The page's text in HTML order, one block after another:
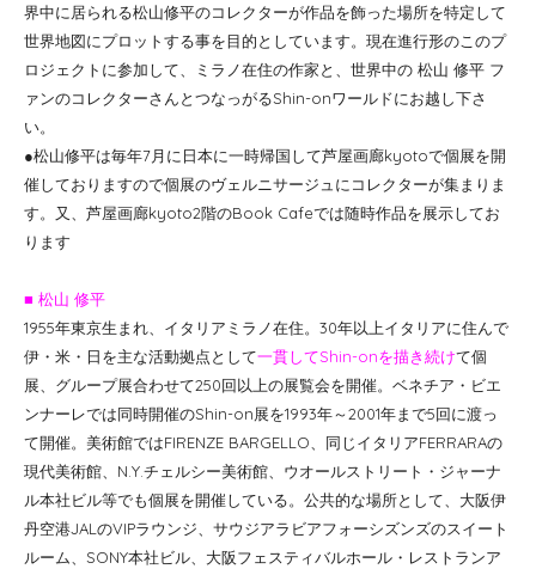
界中に居られる松山修平のコレクターが作品を飾った場所を特定して
世界地図にプロットする事を目的としています。現在進行形のこのプ
ロジェクトに参加して、ミラノ在住の作家と、世界中の 松山 修平 フ
ァンのコレクターさんとつなっがるShin-onワールドにお越し下さ
い。
●松山修平は毎年7月に日本に一時帰国して芦屋画廊kyotoで個展を開
催しておりますので個展のヴェルニサージュにコレクターが集まりま
す。又、芦屋画廊kyoto2階のBook Cafeでは随時作品を展示してお
ります
■ 松山 修平
1955年東京生まれ、イタリアミラノ在住。30年以上イタリアに住んで
伊・米・日を主な活動拠点として一貫してShin-onを描き続けて個
展、グループ展合わせて250回以上の展覧会を開催。ベネチア・ビエ
ンナーレでは同時開催のShin-on展を1993年～2001年まで5回に渡っ
て開催。美術館ではFIRENZE BARGELLO、同じイタリアFERRARAの
現代美術館、N.Y.チェルシー美術館、ウオールストリート・ジャーナ
ル本社ビル等でも個展を開催している。公共的な場所として、大阪伊
丹空港JALのVIPラウンジ、サウジアラビアフォーシズンズのスイート
ルーム、SONY本社ビル、大阪フェスティバルホール・レストランア